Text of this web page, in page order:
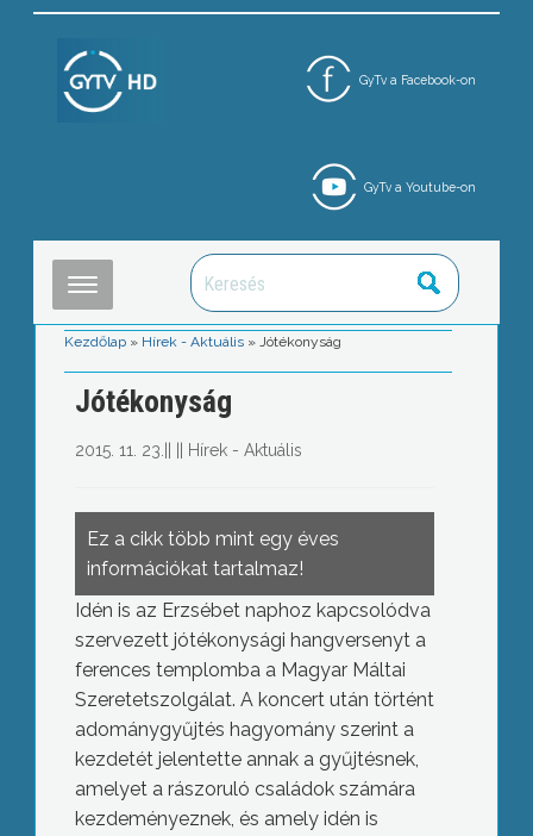
GyTv a Facebook-on
GyTv a Youtube-on
Kezdőlap » Hírek - Aktuális »Jótékonyság
Jótékonyság
2015. 11. 23. Hírek - Aktuális
Ez a cikk több mint egy éves
információkat tartalmaz!
Idén is az Erzsébet naphoz kapcsolódva
szervezett jótékonysági hangversenyt a
ferences templomba a Magyar Máltai
Szeretetszolgálat. A koncert után történt
adománygyűjtés hagyomány szerint a
kezdetét jelentette annak a gyűjtésnek,
amelyet a rászoruló családok számára
kezdeményeznek, és amely idén is